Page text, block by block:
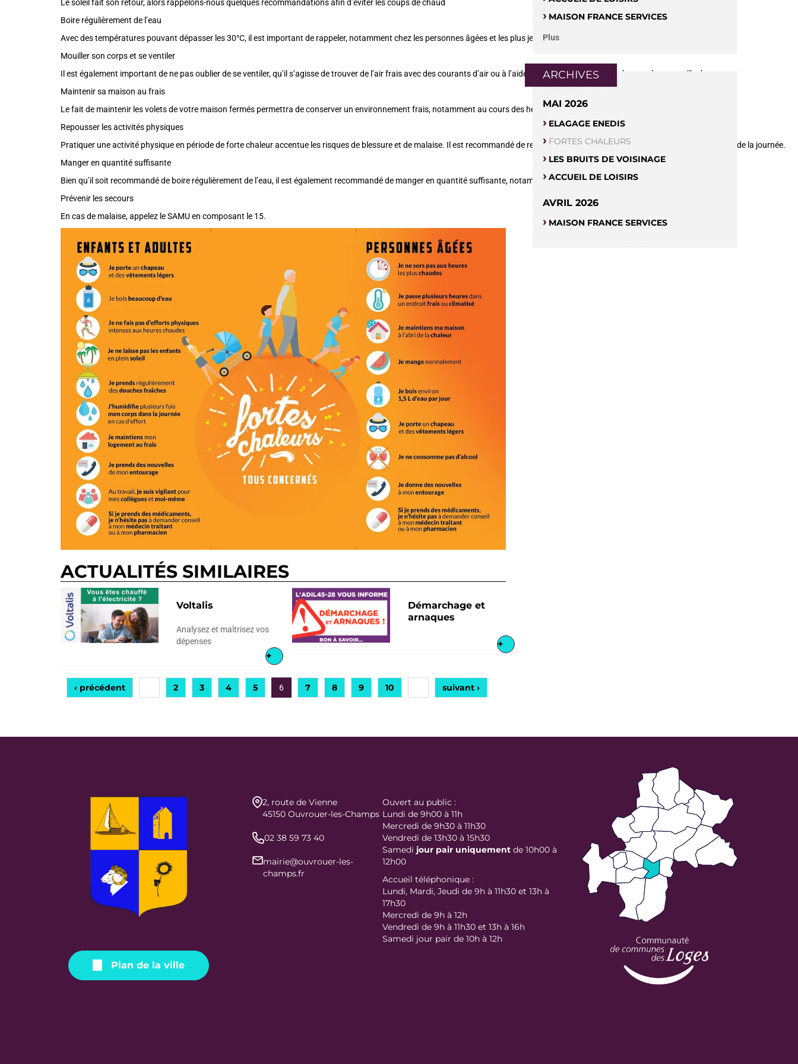
Le soleil fait son retour, alors rappelons-nous quelques recommandations afin d’éviter les coups de chaud
Boire régulièrement de l’eau
Avec des températures pouvant dépasser les 30°C, il est important de rappeler, notamment chez les personnes âgées et les plus jeunes, de boire régulièrement de l’eau.
Mouiller son corps et se ventiler
Il est également important de ne pas oublier de se ventiler, qu’il s’agisse de trouver de l’air frais avec des courants d’air ou à l’aide d’un ventilateur, mais également de se mouiller le corps.
Maintenir sa maison au frais
Le fait de maintenir les volets de votre maison fermés permettra de conserver un environnement frais, notamment au cours des heures les plus chaudes de la journée.
Repousser les activités physiques
Pratiquer une activité physique en période de forte chaleur accentue les risques de blessure et de malaise. Il est recommandé de repousser vos activités lors des périodes les plus fraîches de la journée.
Manger en quantité suffisante
Bien qu’il soit recommandé de boire régulièrement de l’eau, il est également recommandé de manger en quantité suffisante, notamment des fruits et légumes gorgés d’eau.
Prévenir les secours
En cas de malaise, appelez le SAMU en composant le 15.
ACTUALITÉS SIMILAIRES
Voltalis
Analysez et maîtrisez vos
dépenses
+
Démarchage et
arnaques
+
‹ précédent 2 3 4 5 6 7 8 9 10 suivant ›
MAISON FRANCE SERVICES
Plus
ARCHIVES
MAI 2026
ELAGAGE ENEDIS
FORTES CHALEURS
LES BRUITS DE VOISINAGE
ACCUEIL DE LOISIRS
AVRIL 2026
MAISON FRANCE SERVICES
Plan de la ville
2, route de Vienne
45150 Ouvrouer-les-Champs
02 38 59 73 40
mairie@ouvrouer-les-
champs.fr
Ouvert au public :
Lundi de 9h00 à 11h
Mercredi de 9h30 à 11h30
Vendredi de 13h30 à 15h30
Samedi jour pair uniquementde 10h00 à
12h00
Accueil téléphonique :
Lundi, Mardi, Jeudi de 9h à 11h30 et 13h à
17h30
Mercredi de 9h à 12h
Vendredi de 9h à 11h30 et 13h à 16h
Samedi jour pair de 10h à 12h